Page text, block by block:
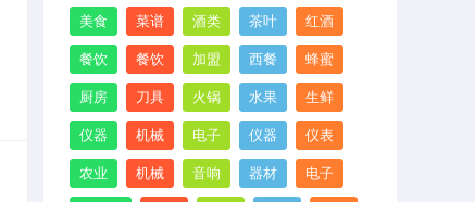
美食 菜谱 酒类 茶叶 红酒
餐饮 餐饮 加盟 西餐 蜂蜜
厨房 刀具 火锅 水果 生鲜
仪器 机械 电子 仪器 仪表
农业 机械 音响 器材 电子